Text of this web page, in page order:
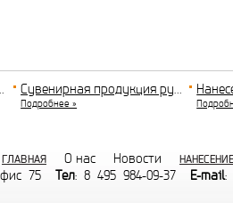
Сувенирная продукция ручки
Подробнее »
ГЛАВНАЯ О нас Новости НАНЕСЕНИЕ
75 Тел: 8 495 984-09-37 E-mail: